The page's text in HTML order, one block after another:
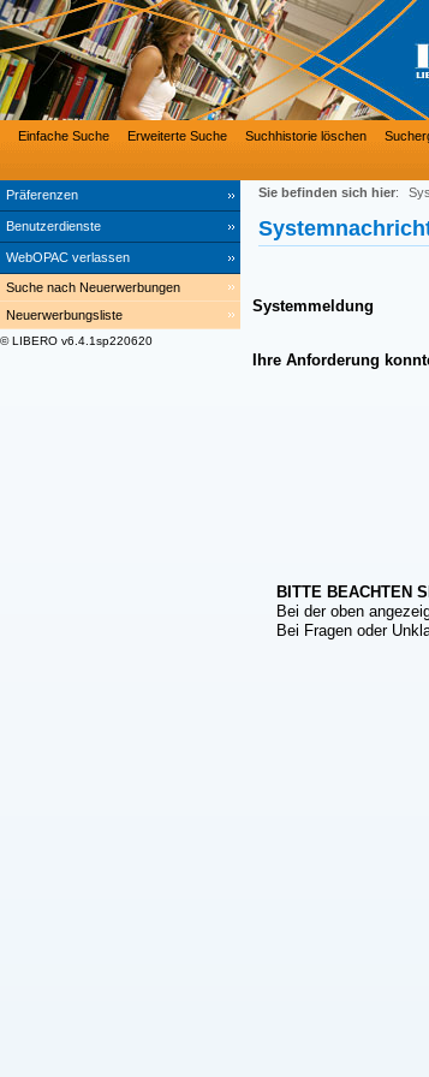
Präferenzen
Benutzerdienste
WebOPAC verlassen
Einfache Suche Erweiterte Suche Suchhistorie löschen
Suche nach Neuerwerbungen
Neuerwerbungsliste
© LIBERO v6.4.1sp220620
Sie befinden sich hier:
Systemmeldung
Ihre Anforderung
BITTE BEACHTEN
Bei der oben
Bei Fragen oder